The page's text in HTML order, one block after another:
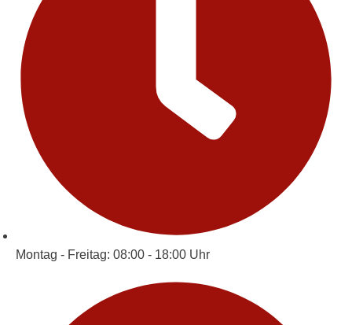
Montag - Freitag: 08:00 - 18:00 Uhr